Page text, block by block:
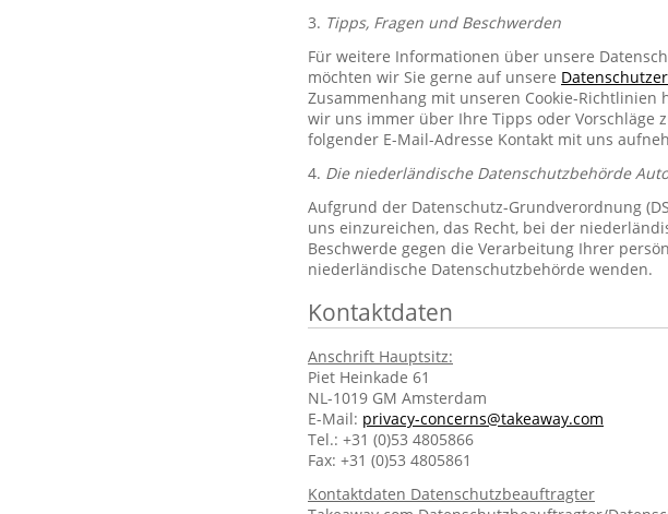
3. Tipps, Fragen und Beschwerden
Für weitere Informationen über unsere
möchten wir Sie gerne auf unsere
Zusammenhang mit unseren Cookie-
wir uns immer über Ihre Tipps oder Vorschläge
folgender E-Mail-Adresse Kontakt mit uns
4. Die niederländische Datenschutzbehörde
Aufgrund der Datenschutz-Grundverordnung
uns einzureichen, das Recht, bei der
Beschwerde gegen die Verarbeitung Ihrer
niederländische Datenschutzbehörde wenden.
Kontaktdaten
Anschrift Hauptsitz:
Piet Heinkade 61
NL-1019 GM Amsterdam
E-Mail: privacy-concerns@takeaway.com
Tel.: +31 (0)53 4805866
Fax: +31 (0)53 4805861
Kontaktdaten Datenschutzbeauftragter